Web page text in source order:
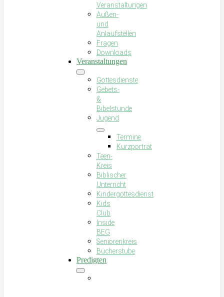
Veranstaltungen
Außen-
und
Anlaufstellen
Fragen
Downloads
Veranstaltungen
Gottesdienste
Gebets-
&
Bibelstunde
Jugend
Termine
Kurzporträt
Teen-
Kreis
Biblischer
Unterricht
Kindergottesdienst
Kids
Club
Inside
BEG
Seniorenkreis
Bücherstube
Predigten